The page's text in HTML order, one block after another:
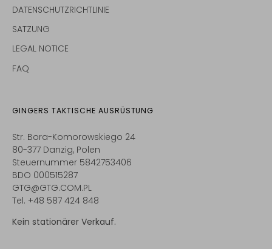
DATENSCHUTZRICHTLINIE
SATZUNG
LEGAL NOTICE
FAQ
GINGERS TAKTISCHE AUSRÜSTUNG
Str. Bora-Komorowskiego 24
80-377 Danzig, Polen
Steuernummer 5842753406
BDO 000515287
GTG@GTG.COM.PL
Tel. +48 587 424 848
Kein stationärer Verkauf.